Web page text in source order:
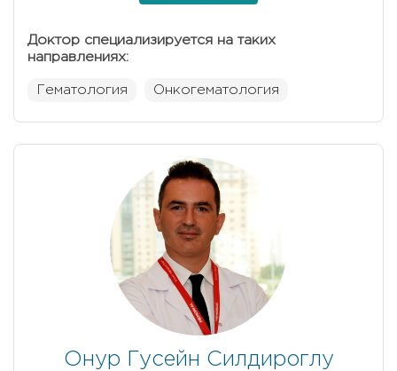
Доктор специализируется на таких
направлениях:
Гематология Онкогематология
Онур Гусейн Силдироглу